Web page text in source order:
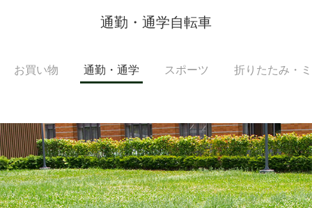
サービス全般
修理・メンテナンス工賃
盗難保証
通勤・通学自転車
お買い物 通勤・通学 スポーツ 折りたたみ ・